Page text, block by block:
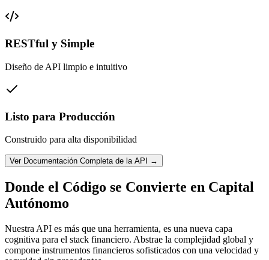
RESTful y Simple
Diseño de API limpio e intuitivo
Listo para Producción
Construido para alta disponibilidad
Ver Documentación Completa de la API →
Donde el Código se Convierte en Capital
Autónomo
Nuestra API es más que una herramienta, es una nueva capa
cognitiva para el stack financiero. Abstrae la complejidad global y
compone instrumentos financieros sofisticados con una velocidad y